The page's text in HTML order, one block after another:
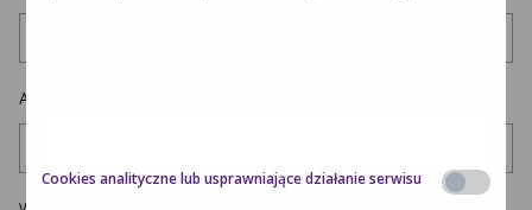
Adres e-mail
Cookies analityczne lub usprawniające działanie serwisu